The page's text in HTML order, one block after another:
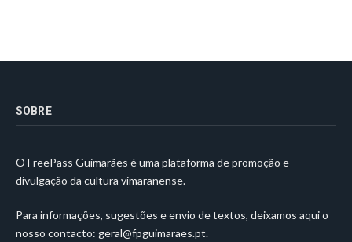
SOBRE
O FreePass Guimarães é uma plataforma de promoção e
divulgação da cultura vimaranense.
Para informações, sugestões e envio de textos, deixamos aqui o
nosso contacto: geral@fpguimaraes.pt.